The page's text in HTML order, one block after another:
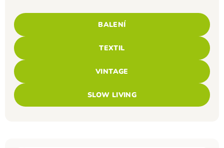
BALENÍ
TEXTIL
VINTAGE
SLOW LIVING